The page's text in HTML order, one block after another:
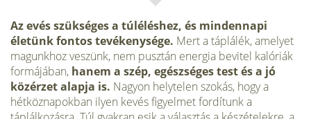
Az evés szükséges a túléléshez, és mindennapi
életünk fontos tevékenysége. Mert a táplálék, amelyet
magunkhoz veszünk, nem pusztán energia bevitel kalóriák
formájában, hanem a szép, egészséges test és a jó
közérzet alapja is. Nagyon helytelen szokás, hogy a
hétköznapokban ilyen kevés figyelmet fordítunk a